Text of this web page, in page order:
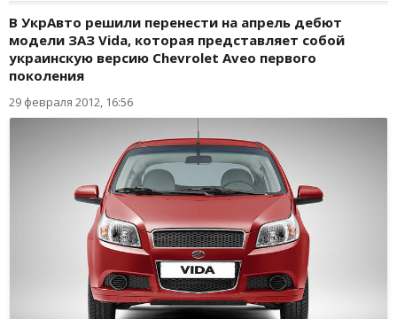
В УкрАвто решили перенести на апрель дебют
модели ЗАЗ Vida, которая представляет собой
украинскую версию Chevrolet Aveo первого
поколения
29 февраля 2012, 16:56